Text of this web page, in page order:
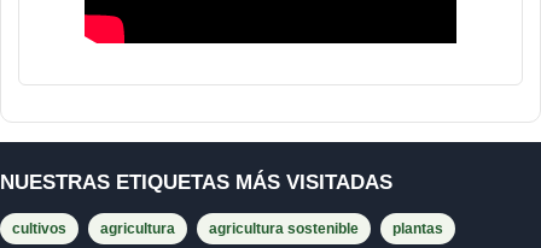
NUESTRAS ETIQUETAS MÁS VISITADAS
cultivos agricultura agricultura sostenible plantas